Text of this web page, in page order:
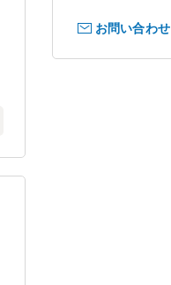
お問い合わせ